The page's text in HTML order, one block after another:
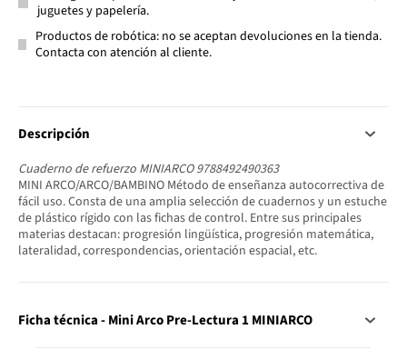
juguetes y papelería.
Productos de robótica: no se aceptan devoluciones en la tienda.
Contacta con atención al cliente.
Descripción
Cuaderno de refuerzo MINIARCO 9788492490363
MINI ARCO/ARCO/BAMBINO Método de enseñanza autocorrectiva de
fácil uso. Consta de una amplia selección de cuadernos y un estuche
de plástico rígido con las fichas de control. Entre sus principales
materias destacan: progresión lingüística, progresión matemática,
lateralidad, correspondencias, orientación espacial, etc.
Ficha técnica - Mini Arco Pre-Lectura 1 MINIARCO